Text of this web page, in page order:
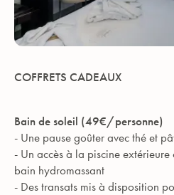
COFFRETS CADEAUX
Bain de soleil (49€/personne)
- Une pause goûter avec thé et
- Un accès à la piscine
bain hydromassant
- Des transats mis à disposition